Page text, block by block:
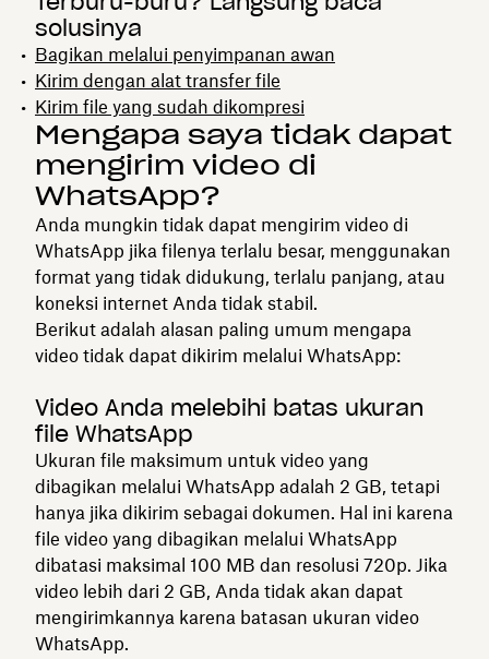
solusinya
Bagikan melalui penyimpanan awan
Kirim dengan alat transfer file
Kirim file yang sudah dikompresi
Mengapa saya tidak dapat
mengirim video di
WhatsApp?
Anda mungkin tidak dapat mengirim video di
WhatsApp jika filenya terlalu besar, menggunakan
format yang tidak didukung, terlalu panjang, atau
koneksi internet Anda tidak stabil.
Berikut adalah alasan paling umum mengapa
video tidak dapat dikirim melalui WhatsApp:
Video Anda melebihi batas ukuran
file WhatsApp
Ukuran file maksimum untuk video yang
dibagikan melalui WhatsApp adalah 2 GB, tetapi
hanya jika dikirim sebagai dokumen. Hal ini karena
file video yang dibagikan melalui WhatsApp
dibatasi maksimal 100 MB dan resolusi 720p. Jika
video lebih dari 2 GB, Anda tidak akan dapat
mengirimkannya karena batasan ukuran video
WhatsApp.